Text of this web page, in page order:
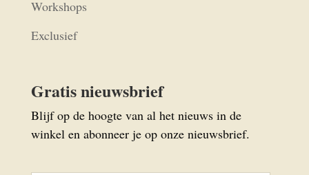
Workshops
Exclusief
Gratis nieuwsbrief
Blijf op de hoogte van al het nieuws in de
winkel en abonneer je op onze nieuwsbrief.